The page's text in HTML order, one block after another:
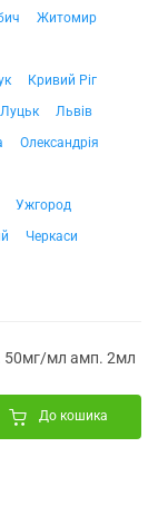
Житомир
Кривий Ріг
Луцьк
Львів
Олександрія
Ужгород
Черкаси
50мг/мл амп. 2мл
До кошика